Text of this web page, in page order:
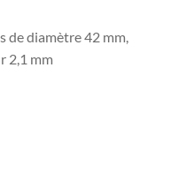
de diamètre 42 mm,
2,1 mm